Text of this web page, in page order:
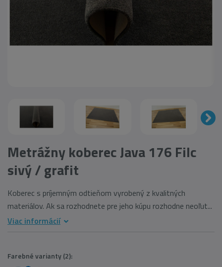
Metrážny koberec Java 176 Filc
sivý / grafit
Koberec s príjemným odtieňom vyrobený z kvalitných
materiálov. Ak sa rozhodnete pre jeho kúpu rozhodne neoľut...
Viac informácií
Farebné varianty (2):